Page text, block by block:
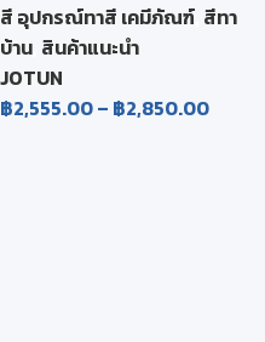
MAJESTIC PURE
COLOR
สี อุปกรณ์ทาสี เคมีภัณฑ์ สีทา
บ้าน สินค้าแนะนำ
JOTUN
฿2,555.00– ฿2,850.00